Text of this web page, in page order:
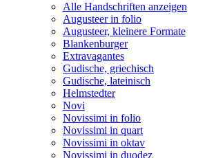
Alle Handschriften anzeigen
Augusteer in folio
Augusteer, kleinere Formate
Blankenburger
Extravagantes
Gudische, griechisch
Gudische, lateinisch
Helmstedter
Novi
Novissimi in folio
Novissimi in quart
Novissimi in oktav
Novissimi in duodez